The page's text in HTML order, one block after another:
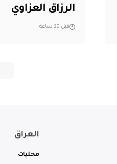
الرزاق العزاوي
قبل 20 ساعة
العراق
محليات